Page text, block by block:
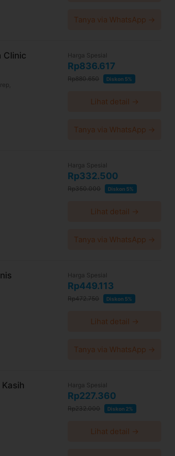
Tanya via WhatsApp →
Clinic Harga Spesial
Rp836.617
Rp880.650 Diskon 5%
Lihat detail →
Tanya via WhatsApp →
Harga Spesial
Rp332.500
Rp350.000 Diskon 5%
Lihat detail →
Tanya via WhatsApp →
Harga Spesial
Rp449.113
Rp472.750 Diskon 5%
Lihat detail →
Tanya via WhatsApp →
Harga Spesial
Rp227.360
Rp232.000 Diskon 2%
Lihat detail →